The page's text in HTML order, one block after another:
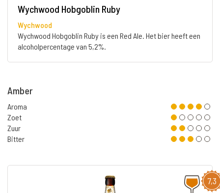
Wychwood Hobgoblin Ruby
Wychwood
Wychwood Hobgoblin Ruby is een Red Ale. Het bier heeft een
alcoholpercentage van 5,2%.
Amber
Aroma
Zoet
Zuur
Bitter
7,3